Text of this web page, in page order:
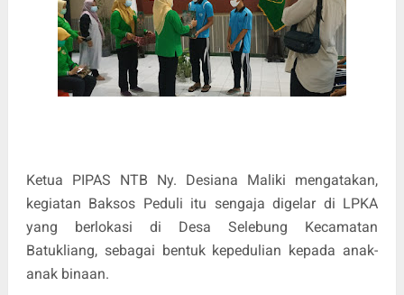
Ketua PIPAS NTB Ny. Desiana Maliki mengatakan,
kegiatan Baksos Peduli itu sengaja digelar di LPKA
yang berlokasi di Desa Selebung Kecamatan
Batukliang, sebagai bentuk kepedulian kepada anak-
anak binaan.